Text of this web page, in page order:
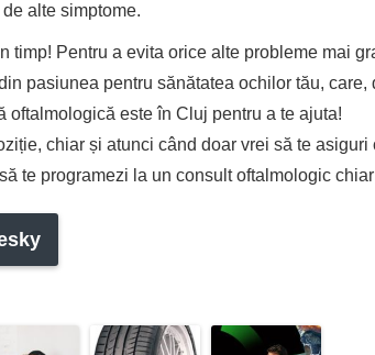
alte simptome.
timp! Pentru a evita orice alte probleme mai
pasiunea pentru sănătatea ochilor tău, care,
oftalmologică este în Cluj pentru a te ajuta!
chiar și atunci când doar vrei să te asiguri
te programezi la un consult oftalmologic